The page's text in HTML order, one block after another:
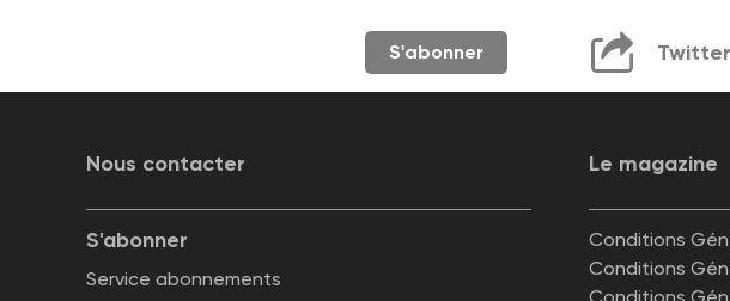
S'abonner Twitter
Nous contacter Le magazine
S'abonner
Service abonnements
Conditions
Conditions